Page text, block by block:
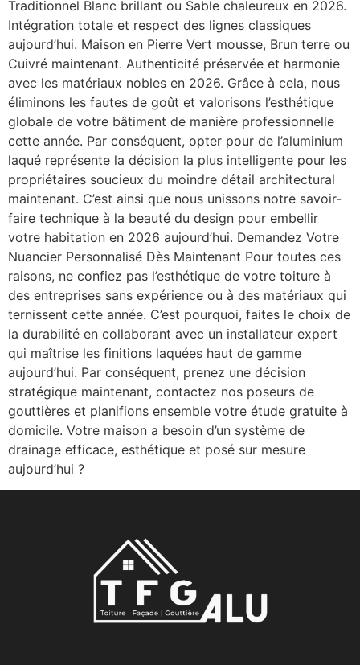
Traditionnel Blanc brillant ou Sable chaleureux en 2026.
Intégration totale et respect des lignes classiques
aujourd’hui. Maison en Pierre Vert mousse, Brun terre ou
Cuivré maintenant. Authenticité préservée et harmonie
avec les matériaux nobles en 2026. Grâce à cela, nous
éliminons les fautes de goût et valorisons l’esthétique
globale de votre bâtiment de manière professionnelle
cette année. Par conséquent, opter pour de l’aluminium
laqué représente la décision la plus intelligente pour les
propriétaires soucieux du moindre détail architectural
maintenant. C’est ainsi que nous unissons notre savoir-
faire technique à la beauté du design pour embellir
votre habitation en 2026 aujourd’hui. Demandez Votre
Nuancier Personnalisé Dès Maintenant Pour toutes ces
raisons, ne confiez pas l’esthétique de votre toiture à
des entreprises sans expérience ou à des matériaux qui
ternissent cette année. C’est pourquoi, faites le choix de
la durabilité en collaborant avec un installateur expert
qui maîtrise les finitions laquées haut de gamme
aujourd’hui. Par conséquent, prenez une décision
stratégique maintenant, contactez nos poseurs de
gouttières et planifions ensemble votre étude gratuite à
domicile. Votre maison a besoin d’un système de
drainage efficace, esthétique et posé sur mesure
aujourd’hui ?